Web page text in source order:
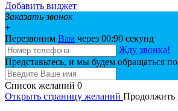
Добавить виджет
Заказать звонок
+
Перезвоним Вам через 00:90 секунд
Жду звонка!
Представьтесь, и мы будем обращаться
Список желаний 0
Открыть страницу желаний Продолжить